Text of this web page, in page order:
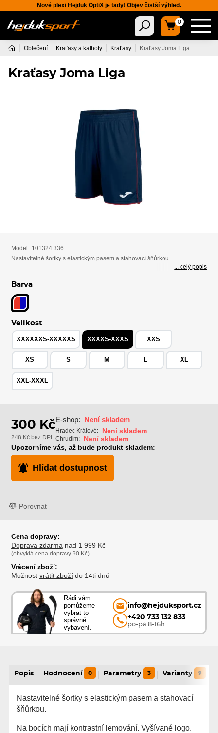
Nové plexi Hejduk OptiX je tady! Objev čistší výhled.
0
Oblečení Kraťasy a kalhoty Kraťasy Kraťasy Joma Liga
Kraťasy Joma Liga
Model
101324.336
Nastavitelné šortky s elastickým pasem a stahovací šňůrkou.
... celý popis
Barva
Velikost
XXXXXXS-XXXXXS XXXXS-XXXS XXS
XS S M L XL
XXL-XXXL
300 Kč
248 Kč bez DPH
E-shop: Není skladem
Hradec Králové: Není skladem
Chrudim:
Není skladem
Upozorníme vás, až bude produkt skladem:
Hlídat dostupnost
Porovnat
Cena dopravy:
Doprava zdarma nad 1 999 Kč
(obvyklá cena dopravy 90 Kč)
Vrácení zboží:
Možnost vrátit zbožído 14ti dnů
Rádi vám
pomůžeme
vybrat to
správné
vybavení.
info@hejduksport.cz
+420 733 132 833
po-pá 8-16h
Popis Hodnocení 0 Parametry 3 Varianty 9
Nastavitelné šortky s elastickým pasem a stahovací
šňůrkou.
Na bocích mají kontrastní lemování. Vyšívané logo.